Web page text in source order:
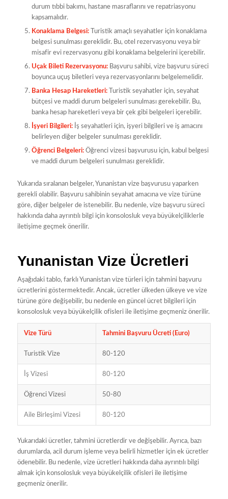
durum tıbbi bakımı, hastane masraflarını ve repatriasyonu
kapsamalıdır.
Konaklama Belgesi:Turistik amaçlı seyahatler için konaklama
belgesi sunulması gereklidir. Bu, otel rezervasyonu veya bir
misafir evi rezervasyonu gibi konaklama belgelerini içerebilir.
Uçak Bileti Rezervasyonu:Başvuru sahibi, vize başvuru süreci
boyunca uçuş biletleri veya rezervasyonlarını belgelemelidir.
Banka Hesap Hareketleri:Turistik seyahatler için, seyahat
bütçesi ve maddi durum belgeleri sunulması gerekebilir. Bu,
banka hesap hareketleri veya bir çek gibi belgeleri içerebilir.
İşyeri Bilgileri:İş seyahatleri için, işyeri bilgileri ve iş amacını
belirleyen diğer belgeler sunulması gereklidir.
Öğrenci Belgeleri:Öğrenci vizesi başvurusu için, kabul belgesi
ve maddi durum belgeleri sunulması gereklidir.
Yukarıda sıralanan belgeler, Yunanistan vize başvurusu yaparken
gerekli olabilir. Başvuru sahibinin seyahat amacına ve vize türüne
göre, diğer belgeler de istenebilir. Bu nedenle, vize başvuru süreci
hakkında daha ayrıntılı bilgi için konsolosluk veya büyükelçiliklerle
iletişime geçmek önerilir.
Yunanistan Vize Ücretleri
Aşağıdaki tablo, farklı Yunanistan vize türleri için tahmini başvuru
ücretlerini göstermektedir. Ancak, ücretler ülkeden ülkeye ve vize
türüne göre değişebilir, bu nedenle en güncel ücret bilgileri için
konsolosluk veya büyükelçilik ofisleri ile iletişime geçmeniz önerilir.
Vize Türü Tahmini Başvuru Ücreti (Euro)
Turistik Vize 80-120
İş Vizesi 80-120
Öğrenci Vizesi 50-80
Aile Birleşimi Vizesi 80-120
Yukarıdaki ücretler, tahmini ücretlerdir ve değişebilir. Ayrıca, bazı
durumlarda, acil durum işleme veya belirli hizmetler için ek ücretler
ödenebilir. Bu nedenle, vize ücretleri hakkında daha ayrıntılı bilgi
almak için konsolosluk veya büyükelçilik ofisleri ile iletişime
geçmeniz önerilir.